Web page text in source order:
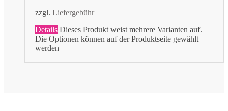
zzgl. Liefergebühr
Details Dieses Produkt weist mehrere Varianten auf.
Die Optionen können auf der Produktseite gewählt
werden